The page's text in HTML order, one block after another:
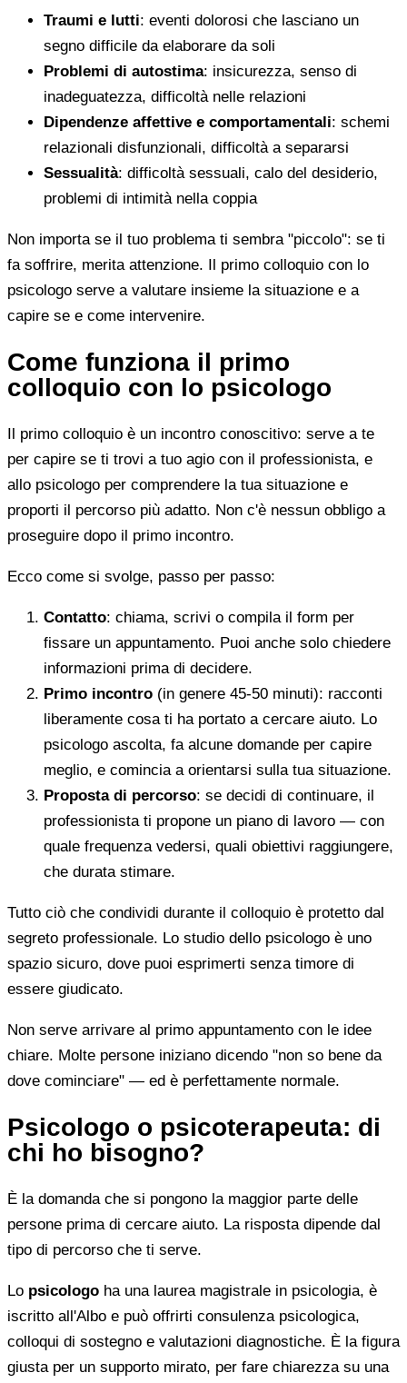
Traumi e lutti: eventi dolorosi che lasciano un
segno difficile da elaborare da soli
Problemi di autostima: insicurezza, senso di
inadeguatezza, difficoltà nelle relazioni
Dipendenze affettive e comportamentali: schemi
relazionali disfunzionali, difficoltà a separarsi
Sessualità: difficoltà sessuali, calo del desiderio,
problemi di intimità nella coppia
Non importa se il tuo problema ti sembra "piccolo": se ti
fa soffrire, merita attenzione. Il primo colloquio con lo
psicologo serve a valutare insieme la situazione e a
capire se e come intervenire.
Come funziona il primo
colloquio con lo psicologo
Il primo colloquio è un incontro conoscitivo: serve a te
per capire se ti trovi a tuo agio con il professionista, e
allo psicologo per comprendere la tua situazione e
proporti il percorso più adatto. Non c'è nessun obbligo a
proseguire dopo il primo incontro.
Ecco come si svolge, passo per passo:
Contatto: chiama, scrivi o compila il form per
fissare un appuntamento. Puoi anche solo chiedere
informazioni prima di decidere.
Primo incontro (in genere 45-50 minuti): racconti
liberamente cosa ti ha portato a cercare aiuto. Lo
psicologo ascolta, fa alcune domande per capire
meglio, e comincia a orientarsi sulla tua situazione.
Proposta di percorso: se decidi di continuare, il
professionista ti propone un piano di lavoro — con
quale frequenza vedersi, quali obiettivi raggiungere,
che durata stimare.
Tutto ciò che condividi durante il colloquio è protetto dal
segreto professionale. Lo studio dello psicologo è uno
spazio sicuro, dove puoi esprimerti senza timore di
essere giudicato.
Non serve arrivare al primo appuntamento con le idee
chiare. Molte persone iniziano dicendo "non so bene da
dove cominciare" — ed è perfettamente normale.
Psicologo o psicoterapeuta: di
chi ho bisogno?
È la domanda che si pongono la maggior parte delle
persone prima di cercare aiuto. La risposta dipende dal
tipo di percorso che ti serve.
Lo psicologo ha una laurea magistrale in psicologia, è
iscritto all'Albo e può offrirti consulenza psicologica,
colloqui di sostegno e valutazioni diagnostiche. È la figura
giusta per un supporto mirato, per fare chiarezza su una